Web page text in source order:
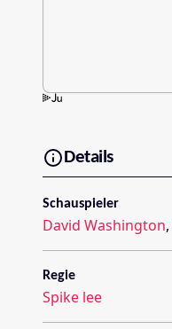
Details
Schauspieler
David Washington,
Regie
Spike lee